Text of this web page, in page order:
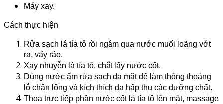
Máy xay.
Cách thực hiện
Rửa sạch lá tía tô rồi ngâm qua nước muối loãng vớt
ra, vẩy ráo.
Xay nhuyễn lá tía tô, chắt lấy nước cốt.
Dùng nước ấm rửa sạch da mặt để làm thông thoáng
lỗ chân lông và kích thích da hấp thu các dưỡng chất.
Thoa trực tiếp phần nước cốt lá tía tô lên mặt, massage